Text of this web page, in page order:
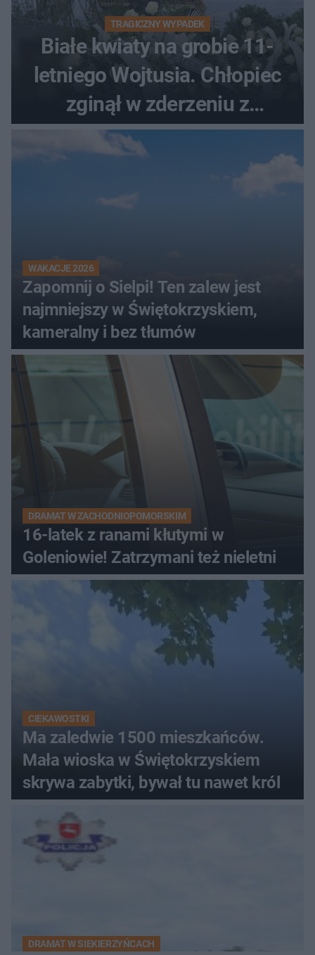
TRAGICZNY WYPADEK
Białe kwiaty na grobie 11-
letniego Wojtusia. Chłopiec
zginął w zderzeniu z
kombajnem
WAKACJE 2026
Zapomnij o Sielpi! Ten zalew jest
najmniejszy w Świętokrzyskiem,
kameralny i bez tłumów
DRAMAT W ZACHODNIOPOMORSKIM
16-latek z ranami kłutymi w
Goleniowie! Zatrzymani też nieletni
CIEKAWOSTKI
Ma zaledwie 1500 mieszkańców.
Mała wioska w Świętokrzyskiem
skrywa zabytki, bywał tu nawet król
DRAMAT W SIEKIERZYŃCACH